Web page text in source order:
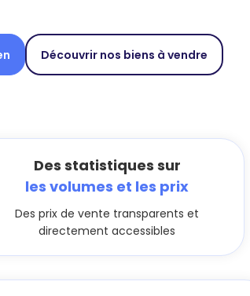
Découvrir nos biens à vendre
Des statistiques sur
les volumes et les prix
Des prix de vente transparents et
directement accessibles